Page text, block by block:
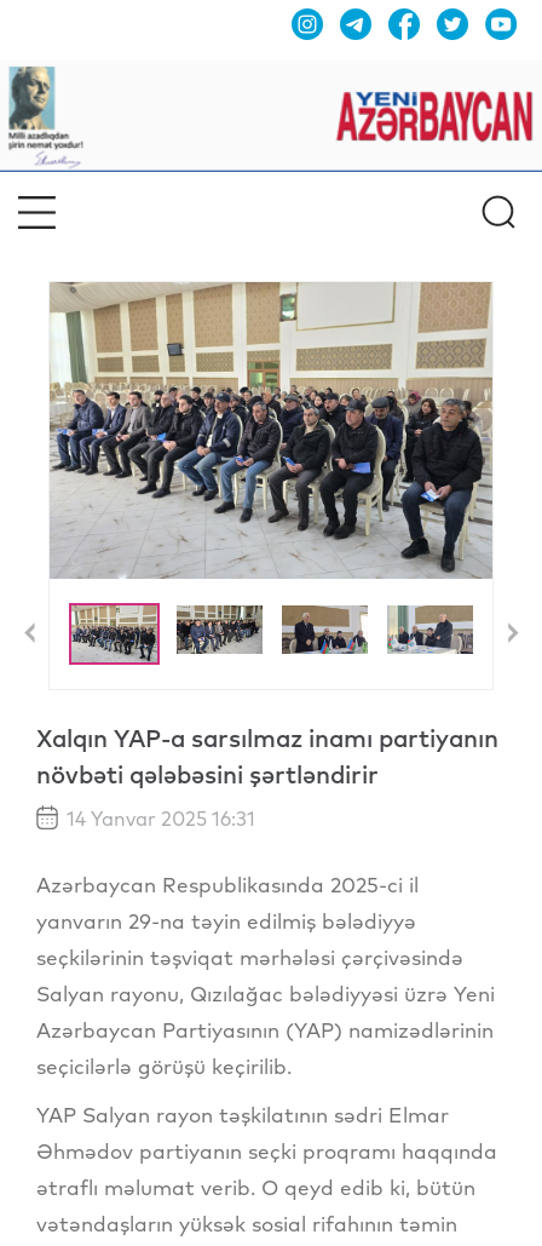
Previous
Previous
Xalqın YAP-a sarsılmaz inamı partiyanın
növbəti qələbəsini şərtləndirir
14 Yanvar 2025 16:31
Azərbaycan Respublikasında 2025-ci il
yanvarın 29-na təyin edilmiş bələdiyyə
seçkilərinin təşviqat mərhələsi çərçivəsində
Salyan rayonu, Qızılağac bələdiyyəsi üzrə Yeni
Azərbaycan Partiyasının (YAP) namizədlərinin
seçicilərlə görüşü keçirilib.
YAP Salyan rayon təşkilatının sədri Elmar
Əhmədov partiyanın seçki proqramı haqqında
ətraflı məlumat verib. O qeyd edib ki, bütün
vətəndaşların yüksək sosial rifahının təmin